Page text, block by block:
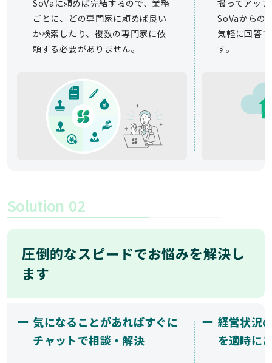
SoVaに頼めば完結するので、業務
ごとに、どの専門家に頼めば良い
か検索したり、複数の専門家に依
頼する必要がありません。
撮ってアッ
SoVaからの
気軽に回答
す。
Solution 02
圧倒的なスピードでお悩みを解決し
ます
ー 気になることがあればすぐに
チャットで相談・解決
ー 経営状況
を適時に